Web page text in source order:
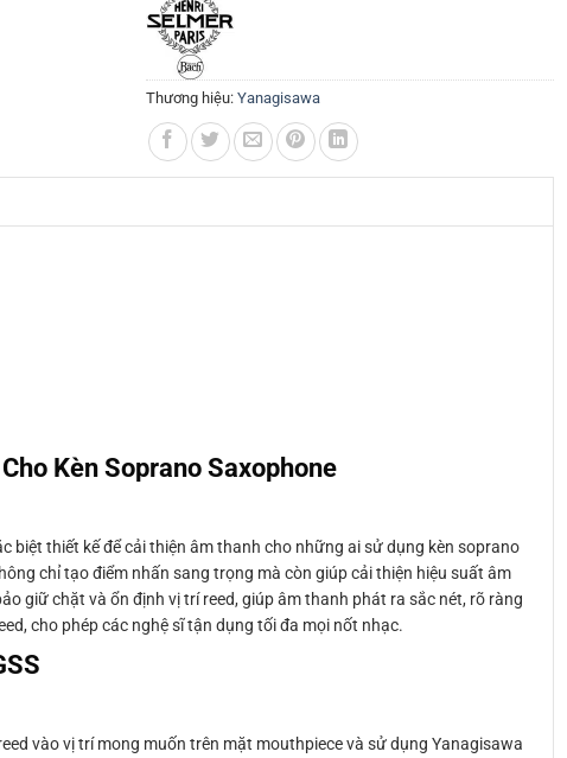
Thương hiệu: Yanagisawa
Kèn Soprano Saxophone
biệt thiết kế để cải thiện âm thanh cho những ai sử dụng kèn soprano
chỉ tạo điểm nhấn sang trọng mà còn giúp cải thiện hiệu suất âm
giữ chặt và ổn định vị trí reed, giúp âm thanh phát ra sắc nét, rõ ràng
cho phép các nghệ sĩ tận dụng tối đa mọi nốt nhạc.
vào vị trí mong muốn trên mặt mouthpiece và sử dụng Yanagisawa